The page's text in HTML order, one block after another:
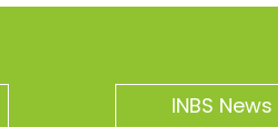
INBS News